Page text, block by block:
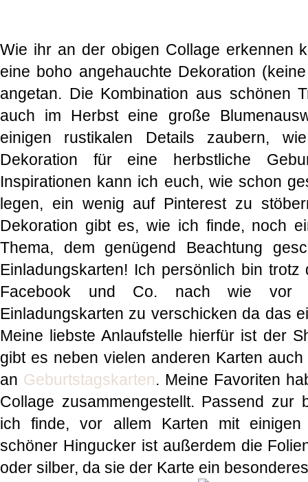
Wie ihr an der obigen Collage erkennen
eine boho angehauchte Dekoration
angetan. Die Kombination aus schönen
auch im Herbst eine große
einigen rustikalen Details zaubern,
Dekoration für eine herbstliche
Inspirationen kann ich euch, wie schon
legen, ein wenig auf Pinterest zu
Dekoration gibt es, wie ich finde, noch
Thema, dem genügend Beachtung
Einladungskarten! Ich persönlich bin
Facebook und Co. nach wie vor
Einladungskarten zu verschicken da das
Meine liebste Anlaufstelle hierfür ist der
gibt es neben vielen anderen Karten
an Geburtstagskarten. Meine Favoriten
Collage zusammengestellt. Passend zur
ich finde, vor allem Karten mit einigen
schöner Hingucker ist außerdem die
oder silber, da sie der Karte ein